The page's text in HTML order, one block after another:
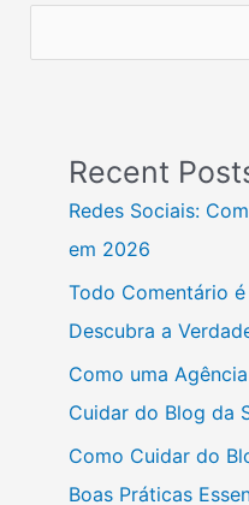
Recent
Redes Sociais:
em 2026
Todo Comentário
Descubra a
Como uma
Cuidar do Blog da
Como Cuidar do
Boas Práticas